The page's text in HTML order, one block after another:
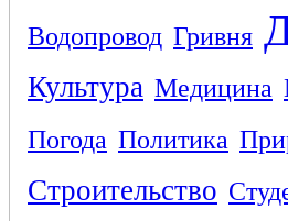
Водопровод Гривня
Культура Медицина
Погода Политика
Строительство